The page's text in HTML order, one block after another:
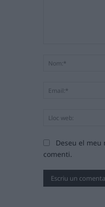
Deseu el
comenti.